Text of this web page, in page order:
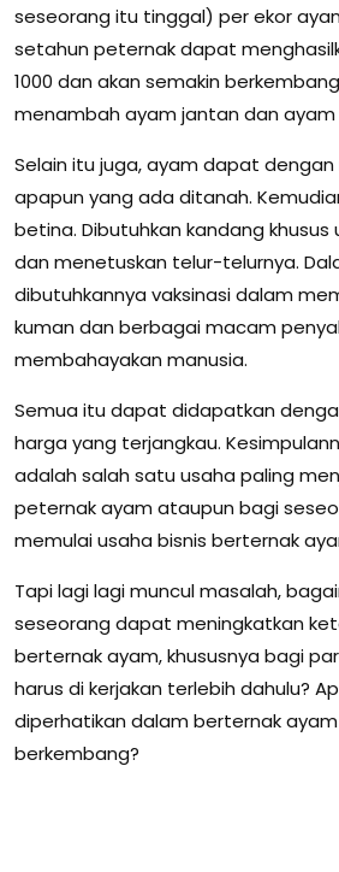
seseorang itu tinggal) per ekor
setahun peternak dapat
1000 dan akan semakin
menambah ayam jantan dan ayam
Selain itu juga, ayam dapat
apapun yang ada ditanah.
betina. Dibutuhkan kandang
dan menetuskan telur-telurnya.
dibutuhkannya vaksinasi dalam
kuman dan berbagai macam
membahayakan manusia.
Semua itu dapat didapatkan
harga yang terjangkau.
adalah salah satu usaha paling
peternak ayam ataupun bagi
memulai usaha bisnis berternak
Tapi lagi lagi muncul masalah,
seseorang dapat meningkatkan
berternak ayam, khususnya bagi
harus di kerjakan terlebih dahulu?
diperhatikan dalam berternak
berkembang?